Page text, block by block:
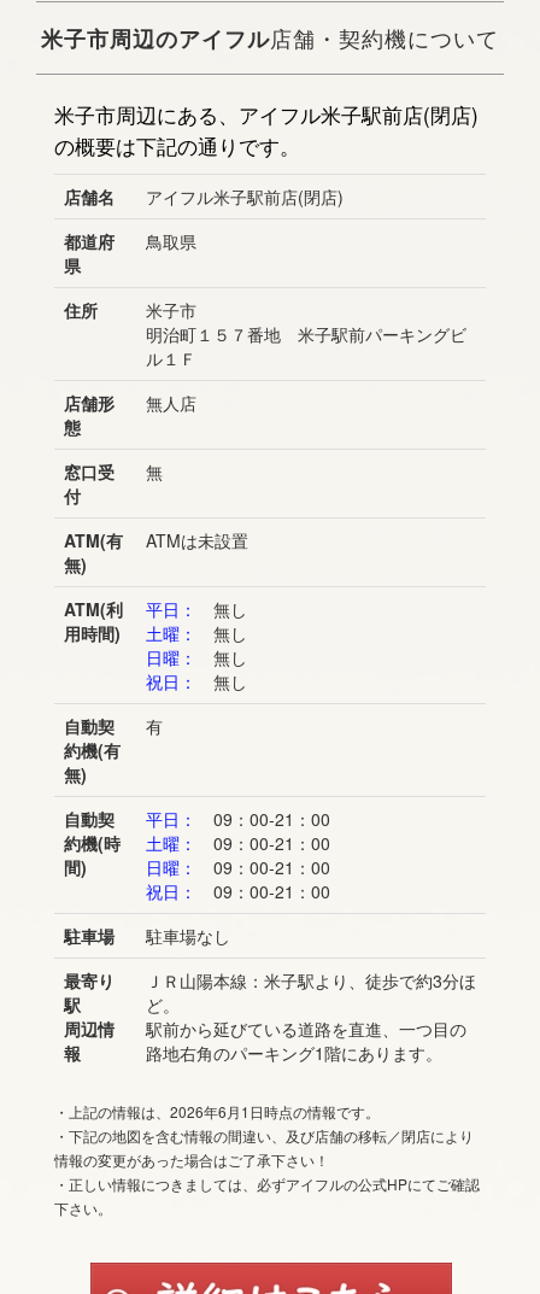
米子市周辺のアイフル店舗・契約機について
米子市周辺にある、アイフル米子駅前店(閉店)
の概要は下記の通りです。
店舗名
アイフル米子駅前店(閉店)
都道府
県
鳥取県
住所
米子市
明治町１５７番地 米子駅前パーキングビ
ル１Ｆ
店舗形
態
無人店
窓口受
付
無
ATM(有
無)
ATMは未設置
ATM(利
用時間)
平日：
無し
土曜：
無し
日曜：
無し
祝日：
無し
自動契
約機(有
無)
有
自動契
約機(時
間)
平日：
09：00-21：00
土曜：
09：00-21：00
日曜：
09：00-21：00
祝日：
09：00-21：00
駐車場
駐車場なし
最寄り
駅
周辺情
報
ＪＲ山陽本線：米子駅より、徒歩で約3分ほ
ど。
駅前から延びている道路を直進、一つ目の
路地右角のパーキング1階にあります。
・上記の情報は、2026年6月1日時点の情報です。
・下記の地図を含む情報の間違い、及び店舗の移転／閉店により
情報の変更があった場合はご了承下さい！
・正しい情報につきましては、必ずアイフルの公式HPにてご確認
下さい。